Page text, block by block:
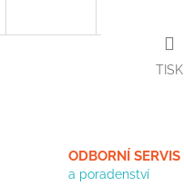
TISK
ODBORNÍ SERVIS
a poradenství